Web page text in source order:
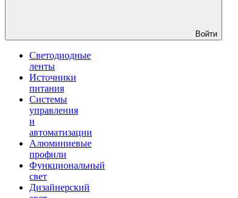
Войти
Светодиодные
ленты
Источники
питания
Системы
управления
и
автоматизации
Алюминиевые
профили
Функциональный
свет
Дизайнерский